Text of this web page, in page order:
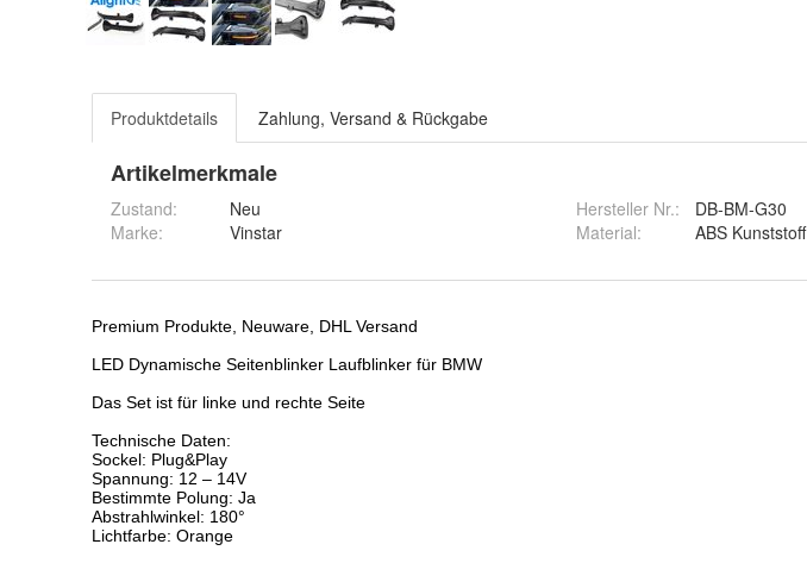
Produktdetails Zahlung, Versand & Rückgabe
Artikelmerkmale
Zustand:
Neu
Marke:
Vinstar
Hersteller Nr.:
DB-BM-G30
Material: ABS Kunststoff